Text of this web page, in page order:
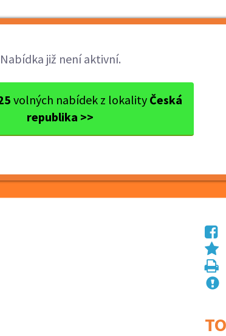
Nabídka již není aktivní.
volných nabídek z lokality Česká
republika >>
Brigáda McDonald's SOB...